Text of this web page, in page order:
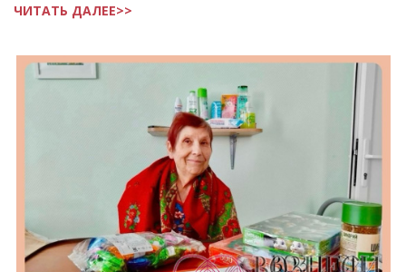
ЧИТАТЬ ДАЛЕЕ>>